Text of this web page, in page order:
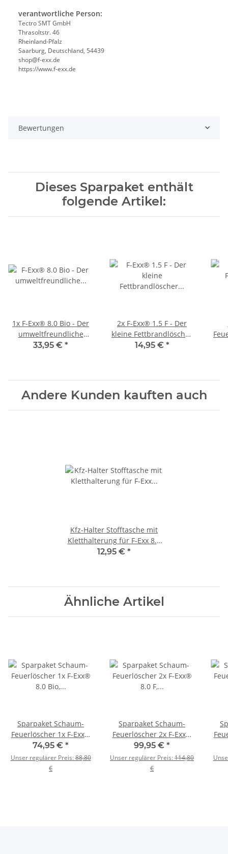
verantwortliche Person:
Tectro SMT GmbH
Thrasoltstr. 46
Rheinland-Pfalz
Saarburg, Deutschland, 54439
shop@f-exx.de
https://www.f-exx.de
Bewertungen
Dieses Sparpaket enthält
folgende Artikel:
1x F-Exx® 8.0 Bio - Der
umweltfreundliche
Allround-Feuerlöscher
33,95 € *
2x F-Exx® 1.5 F - Der
kleine Fettbrandlöscher
für die Küche
14,95 € *
Andere Kunden kauften auch
Kfz-Halter Stofftasche mit
Kletthalterung für F-Exx 8.0
Feuerlöscher
12,95 € *
Ähnliche Artikel
Sparpaket Schaum-
Feuerlöscher 1x F-Exx®
8.0 Bio, 1x F-Exx® 1.5 F,
2x F-Exx® 3.0
74,95 € *
Unser regulärer Preis:88,80
€
Sparpaket Schaum-
Feuerlöscher 2x F-Exx®
8.0 F, 1x F-Exx® 8.0 Bio,
1x F-Exx® 1.5
99,95 € *
Unser regulärer Preis:114,80
€